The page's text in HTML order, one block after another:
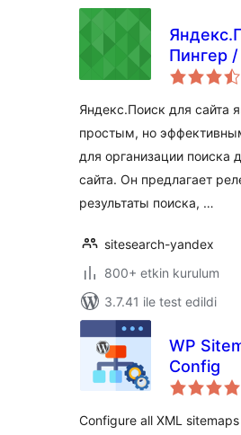
Пингер
Site
Яндекс.Поиск для сайта
простым, но
для организации поиска
сайта. Он предлагает
результаты поиска, …
sitesearch-yandex
800+ etkin kurulum
3.7.41 ile test edildi
WP
Config
Configure all XML